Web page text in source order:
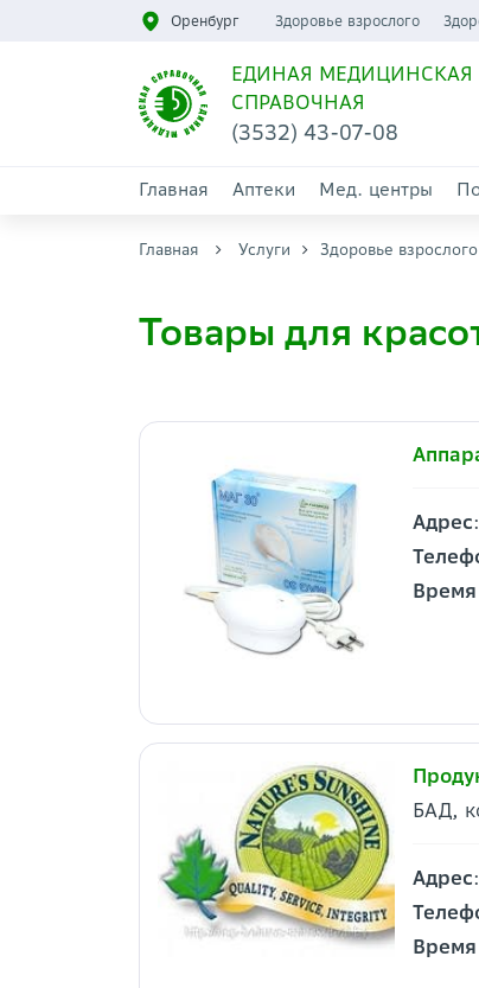
Оренбург Здоровье взрослого
ЕДИНАЯ МЕДИЦИНСКАЯ
СПРАВОЧНАЯ
(3532) 43-07-08
Главная Аптеки Мед. центры
Главная Услуги Здоровье взрослого
Товары для
Адрес
БАД,
Адрес